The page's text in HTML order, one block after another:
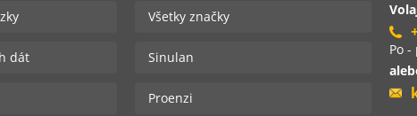
dát
Všetky značky
Sinulan
Proenzi
Po -